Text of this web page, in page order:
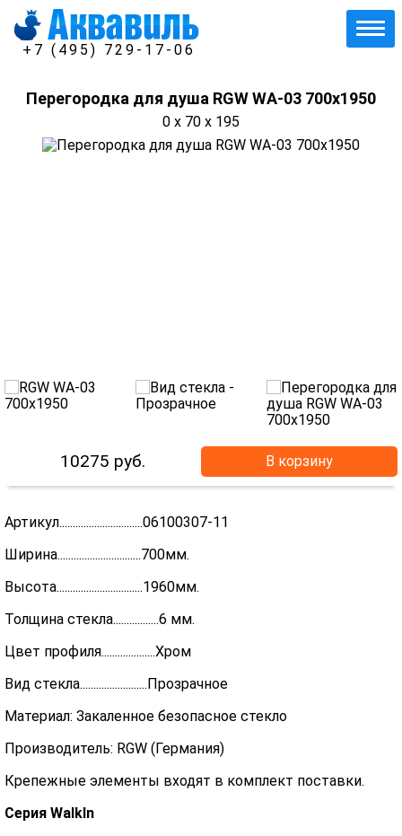
+7 (495) 729-17-06
Перегородка для душа RGW WA-03 700x1950
0 x 70 x 195
10275 руб. В корзину
Артикул...............................06100307-11
Ширина...............................700мм.
Высота................................1960мм.
Толщина стекла.................6 мм.
Цвет профиля....................Хром
Вид стекла.........................Прозрачное
Материал: Закаленное безопасное стекло
Производитель: RGW (Германия)
Крепежные элементы входят в комплект поставки.
Серия WalkIn